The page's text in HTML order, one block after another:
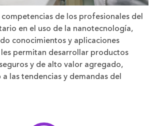
de los profesionales del
en el uso de la nanotecnología,
conocimientos y aplicaciones
permitan desarrollar productos
y de alto valor agregado,
las tendencias y demandas del